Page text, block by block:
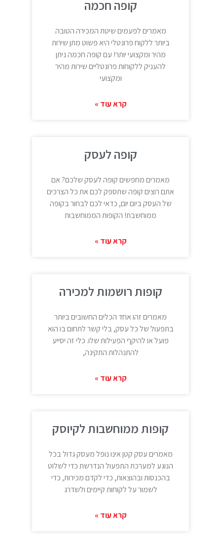
קופה חכמה
מאמרים לפעמים שיטת המכירה הטובה
ביותר ללקוח פרונטלי היא פשוט מתן שירות
מהיר ומקצועי יותר! עם קופה חכמה ניתן
להעניק ללקוחות פרונטליים שירות מהיר
ומקצועי
קרא עוד »
קופה לעסק
מאמרים מחפשים קופה לעסק שלכם? אם
אתם רוצים קופה שתספק לכם את כל הצרכים
של העסק ביום יום, כדאי לכם לבחור בקופה
ממוחשבת! הקופות הממוחשבות
קרא עוד »
קופות רושמות למכירה
מאמרים זהו אחד הכלים החשובים ביותר
בתפעול של כל עסק, בלי קשר לתחום בו הוא
פועל או להיקף הפעילות שלו. כלי זה יסייע
להתנהלות התקינה,
קרא עוד »
קופות ממוחשבות לקיוסק
מאמרים עסק קטן אינו נופל מעסק גדול בכל
הנוגע למערכת התפעול הנדרשת כדי לשלוט
בהכנסות ובהוצאות, כדי לקדם מכירות, כדי
לשמור על לקוחות קיימים ולשדרג
קרא עוד »